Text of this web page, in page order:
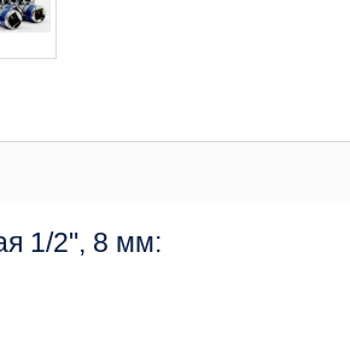
1/2", 8 мм: